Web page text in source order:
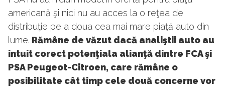
americană şi nici nu au acces la o reţea de
distribuţie pe a doua cea mai mare piaţă auto din
lume. Rămâne de văzut dacă analiştii auto au
intuit corect potenţiala alianţă dintre FCA şi
PSA Peugeot-Citroen, care rămâne o
posibilitate cât timp cele două concerne vor